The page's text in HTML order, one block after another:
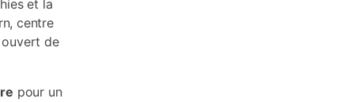
et la
centre
de
pour un